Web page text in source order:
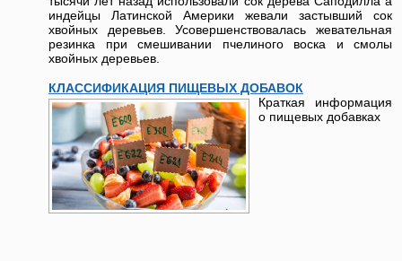
индейцы Латинской Америки жевали застывший сок
хвойных деревьев. Усовершенствовалась жевательная
резинка при смешивании пчелиного воска и смолы
хвойных деревьев.
КЛАССИФИКАЦИЯ ПИЩЕВЫХ ДОБАВОК
Краткая информация
о пищевых добавках